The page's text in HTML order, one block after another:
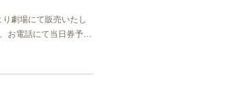
劇場にて販売いたし
お電話にて当日券予…